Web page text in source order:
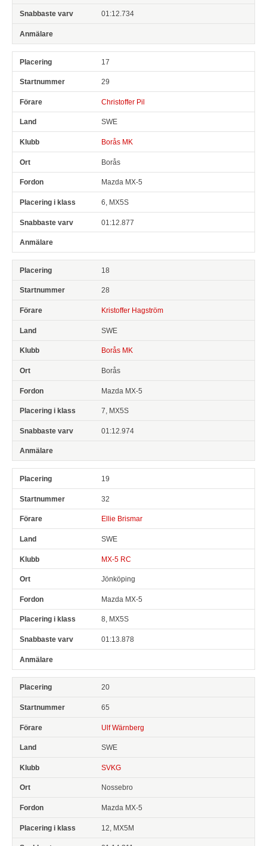
01:12.734
17
29
Christoffer Pil
SWE
Borås MK
Borås
Mazda MX-5
6, MX5S
01:12.877
18
28
Kristoffer Hagström
SWE
Borås MK
Borås
Mazda MX-5
7, MX5S
01:12.974
19
32
Ellie Brismar
SWE
MX-5 RC
Jönköping
Mazda MX-5
8, MX5S
01:13.878
20
65
Ulf Wärnberg
SWE
SVKG
Nossebro
Mazda MX-5
12, MX5M